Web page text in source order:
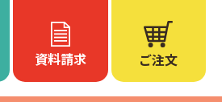
資料請求 ご注文